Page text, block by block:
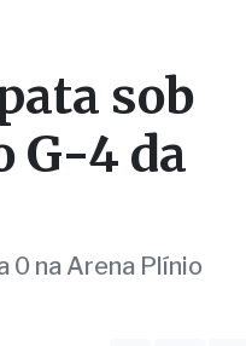
sob
G-4 da
0 na Arena Plínio